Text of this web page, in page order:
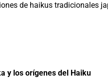
de haikus tradicionales
y los orígenes del Haiku